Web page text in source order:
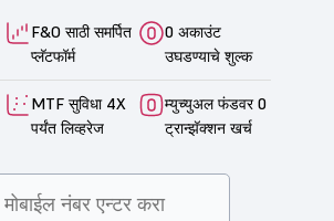
F&O साठी समर्पित
प्लॅटफॉर्म
0 अकाउंट
उघडण्याचे शुल्क
MTF सुविधा 4X
पर्यंत लिव्हरेज
म्युच्युअल फंडवर 0
ट्रान्झॅक्शन खर्च